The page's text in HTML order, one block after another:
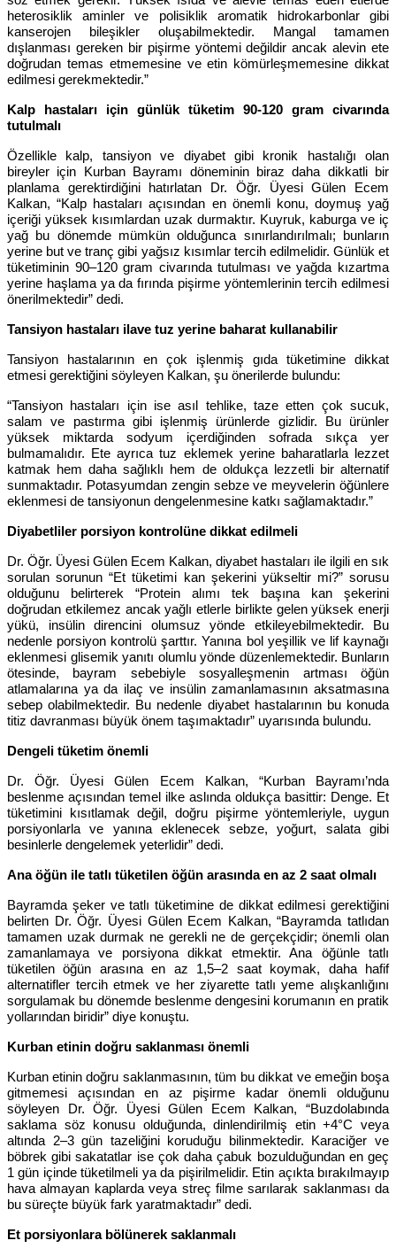
heterosiklik aminler ve polisiklik aromatik hidrokarbonlar gibi
kanserojen bileşikler oluşabilmektedir. Mangal tamamen
dışlanması gereken bir pişirme yöntemi değildir ancak alevin ete
doğrudan temas etmemesine ve etin kömürleşmemesine dikkat
edilmesi gerekmektedir.”
Kalp hastaları için günlük tüketim 90-120 gram civarında
tutulmalı
Özellikle kalp, tansiyon ve diyabet gibi kronik hastalığı olan
bireyler için Kurban Bayramı döneminin biraz daha dikkatli bir
planlama gerektirdiğini hatırlatan Dr. Öğr. Üyesi Gülen Ecem
Kalkan, “Kalp hastaları açısından en önemli konu, doymuş yağ
içeriği yüksek kısımlardan uzak durmaktır. Kuyruk, kaburga ve iç
yağ bu dönemde mümkün olduğunca sınırlandırılmalı; bunların
yerine but ve tranç gibi yağsız kısımlar tercih edilmelidir. Günlük et
tüketiminin 90–120 gram civarında tutulması ve yağda kızartma
yerine haşlama ya da fırında pişirme yöntemlerinin tercih edilmesi
önerilmektedir” dedi.
Tansiyon hastaları ilave tuz yerine baharat kullanabilir
Tansiyon hastalarının en çok işlenmiş gıda tüketimine dikkat
etmesi gerektiğini söyleyen Kalkan, şu önerilerde bulundu:
“Tansiyon hastaları için ise asıl tehlike, taze etten çok sucuk,
salam ve pastırma gibi işlenmiş ürünlerde gizlidir. Bu ürünler
yüksek miktarda sodyum içerdiğinden sofrada sıkça yer
bulmamalıdır. Ete ayrıca tuz eklemek yerine baharatlarla lezzet
katmak hem daha sağlıklı hem de oldukça lezzetli bir alternatif
sunmaktadır. Potasyumdan zengin sebze ve meyvelerin öğünlere
eklenmesi de tansiyonun dengelenmesine katkı sağlamaktadır.”
Diyabetliler porsiyon kontrolüne dikkat edilmeli
Dr. Öğr. Üyesi Gülen Ecem Kalkan, diyabet hastaları ile ilgili en sık
sorulan sorunun “Et tüketimi kan şekerini yükseltir mi?” sorusu
olduğunu belirterek “Protein alımı tek başına kan şekerini
doğrudan etkilemez ancak yağlı etlerle birlikte gelen yüksek enerji
yükü, insülin direncini olumsuz yönde etkileyebilmektedir. Bu
nedenle porsiyon kontrolü şarttır. Yanına bol yeşillik ve lif kaynağı
eklenmesi glisemik yanıtı olumlu yönde düzenlemektedir. Bunların
ötesinde, bayram sebebiyle sosyalleşmenin artması öğün
atlamalarına ya da ilaç ve insülin zamanlamasının aksatmasına
sebep olabilmektedir. Bu nedenle diyabet hastalarının bu konuda
titiz davranması büyük önem taşımaktadır” uyarısında bulundu.
Dengeli tüketim önemli
Dr. Öğr. Üyesi Gülen Ecem Kalkan, “Kurban Bayramı’nda
beslenme açısından temel ilke aslında oldukça basittir: Denge. Et
tüketimini kısıtlamak değil, doğru pişirme yöntemleriyle, uygun
porsiyonlarla ve yanına eklenecek sebze, yoğurt, salata gibi
besinlerle dengelemek yeterlidir” dedi.
Ana öğün ile tatlı tüketilen öğün arasında en az 2 saat olmalı
Bayramda şeker ve tatlı tüketimine de dikkat edilmesi gerektiğini
belirten Dr. Öğr. Üyesi Gülen Ecem Kalkan, “Bayramda tatlıdan
tamamen uzak durmak ne gerekli ne de gerçekçidir; önemli olan
zamanlamaya ve porsiyona dikkat etmektir. Ana öğünle tatlı
tüketilen öğün arasına en az 1,5–2 saat koymak, daha hafif
alternatifler tercih etmek ve her ziyarette tatlı yeme alışkanlığını
sorgulamak bu dönemde beslenme dengesini korumanın en pratik
yollarından biridir” diye konuştu.
Kurban etinin doğru saklanması önemli
Kurban etinin doğru saklanmasının, tüm bu dikkat ve emeğin boşa
gitmemesi açısından en az pişirme kadar önemli olduğunu
söyleyen Dr. Öğr. Üyesi Gülen Ecem Kalkan, “Buzdolabında
saklama söz konusu olduğunda, dinlendirilmiş etin +4°C veya
altında 2–3 gün tazeliğini koruduğu bilinmektedir. Karaciğer ve
böbrek gibi sakatatlar ise çok daha çabuk bozulduğundan en geç
1 gün içinde tüketilmeli ya da pişirilmelidir. Etin açıkta bırakılmayıp
hava almayan kaplarda veya streç filme sarılarak saklanması da
bu süreçte büyük fark yaratmaktadır” dedi.
Et porsiyonlara bölünerek saklanmalı